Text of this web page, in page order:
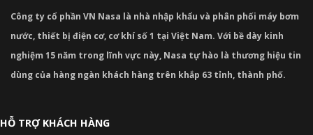
Công ty cổ phần VN Nasa là nhà nhập khẩu và phân phối máy bơm
nước, thiết bị điện cơ, cơ khí số 1 tại Việt Nam. Với bề dày kinh
nghiệm 15 năm trong lĩnh vực này, Nasa tự hào là thương hiệu tin
dùng của hàng ngàn khách hàng trên khắp 63 tỉnh, thành phố.
HỖ TRỢ KHÁCH HÀNG